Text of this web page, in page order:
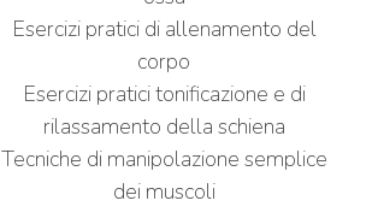
Esercizi pratici di allenamento del
corpo
Esercizi pratici tonificazione e di
rilassamento della schiena
Tecniche di manipolazione semplice
dei muscoli